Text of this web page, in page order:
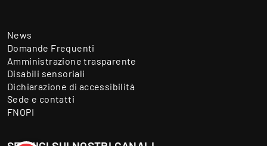
News
Domande Frequenti
Amministrazione trasparente
Disabili sensoriali
Dichiarazione di accessibilità
Sede e contatti
FNOPI